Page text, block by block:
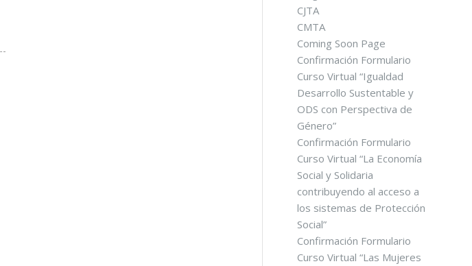
CJTA
CMTA
Coming Soon Page
Confirmación Formulario
Curso Virtual “Igualdad
Desarrollo Sustentable y
ODS con Perspectiva de
Género”
Confirmación Formulario
Curso Virtual “La Economía
Social y Solidaria
contribuyendo al acceso a
los sistemas de Protección
Social”
Confirmación Formulario
Curso Virtual “Las Mujeres